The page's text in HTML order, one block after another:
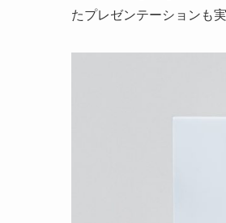
たプレゼンテーションも